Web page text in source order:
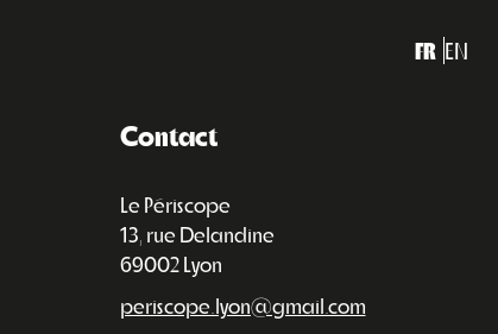
FR EN
Contact
Le Périscope
13, rue Delandine
69002 Lyon
periscope.lyon@gmail.com